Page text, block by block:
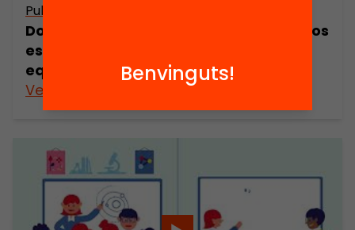
Publicació
Dosier de prensa: Propuesta de horarios
escolares para una educación
equitativa e integral
Veure’n més
Benvinguts!